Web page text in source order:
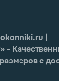
|
-
с